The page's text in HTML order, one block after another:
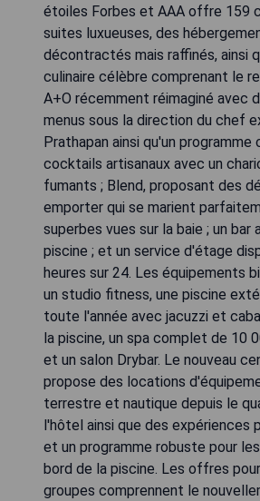
étoiles Forbes et AAA offre 159
suites luxueuses, des
décontractés mais raffinés, ainsi
culinaire célèbre comprenant le
A+O récemment réimaginé avec
menus sous la direction du chef
Prathapan ainsi qu'un
cocktails artisanaux avec un
fumants ; Blend, proposant des
emporter qui se marient
superbes vues sur la baie ; un bar
piscine ; et un service d'étage
heures sur 24. Les équipements
un studio fitness, une piscine
toute l'année avec jacuzzi et
la piscine, un spa complet de 10
et un salon Drybar. Le nouveau
propose des locations
terrestre et nautique depuis le
l'hôtel ainsi que des expériences
et un programme robuste pour
bord de la piscine. Les offres
groupes comprennent le